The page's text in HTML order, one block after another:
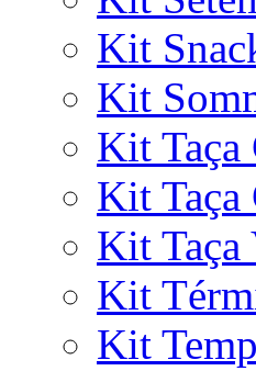
Kit
Kit
Kit Taça
Kit Taça
Kit Taça
Kit
Kit